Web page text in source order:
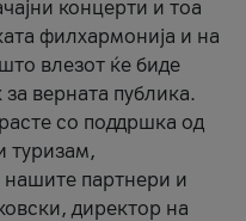
концерти и тоа
филхармонија и на
влезот ќе биде
верната публика.
со поддршка од
туризам,
нашите партнери и
директор на